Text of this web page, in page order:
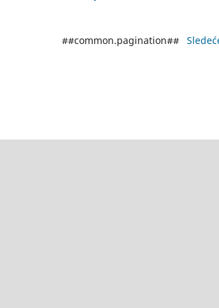
##common.pagination##